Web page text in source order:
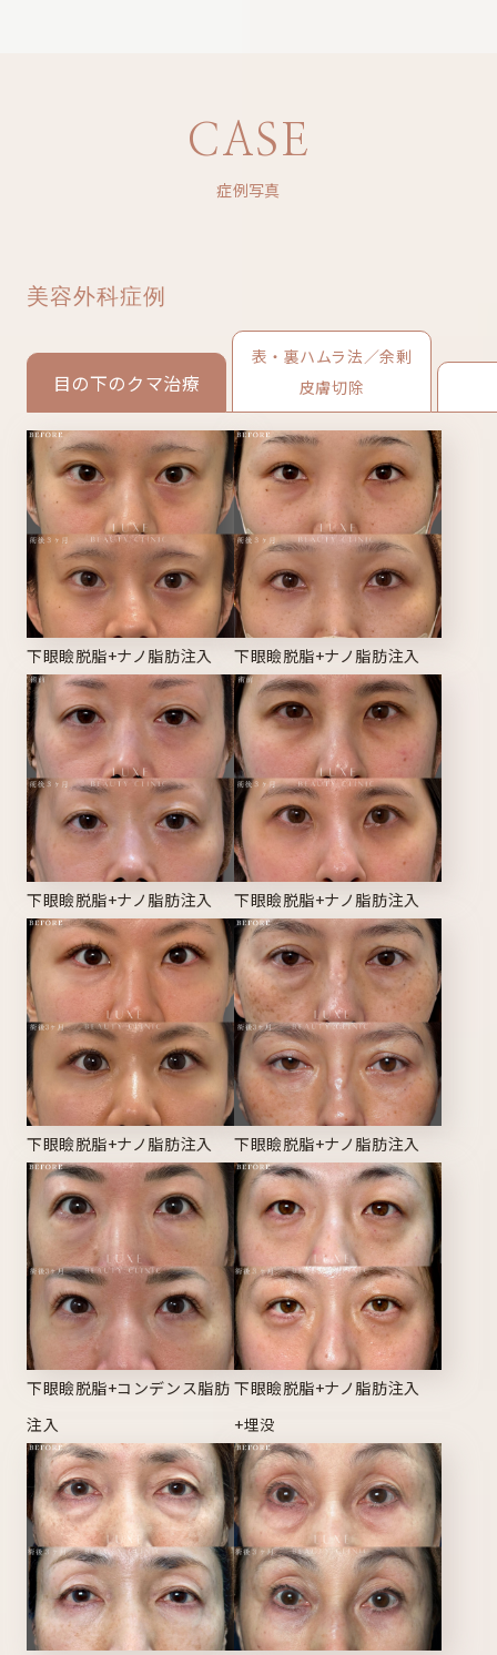
CASE
症例写真
美容外科症例
目の下のクマ治療
表・裏ハムラ法／余剰
皮膚切除
下眼瞼脱脂+ナノ脂肪注入 下眼瞼脱脂+ナノ脂肪注入
下眼瞼脱脂+ナノ脂肪注入 下眼瞼脱脂+ナノ脂肪注入
下眼瞼脱脂+ナノ脂肪注入 下眼瞼脱脂+ナノ脂肪注入
下眼瞼脱脂+コンデンス脂肪
注入
下眼瞼脱脂+ナノ脂肪注入
+埋没